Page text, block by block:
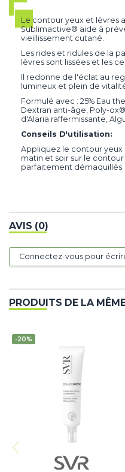
Le contour yeux et lèvres
Sublimactive® aide à
vieillissement cutané.
Les rides et ridules de la
lèvres sont lissées et les
Il redonne de l'éclat au
lumineux et plein de
Formulé avec : 25% Eau
Dextran anti-âge, Poly-
d'Alaria raffermissante,
Conseils D'utilisation:
Appliquez le contour
matin et soir sur le
parfaitement démaquillés.
AVIS (0)
Connectez-vous pour
PRODUITS DE LA
-20%